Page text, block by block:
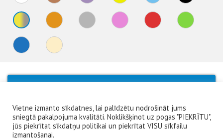
Vietne izmanto sīkdatnes, lai palīdzētu nodrošināt jums
sniegtā pakalpojuma kvalitāti. Noklikšķinot uz pogas "PIEKRĪTU",
jūs piekrītat sīkdatņu politikai un piekrītat VISU sīkfailu
izmantošanai.